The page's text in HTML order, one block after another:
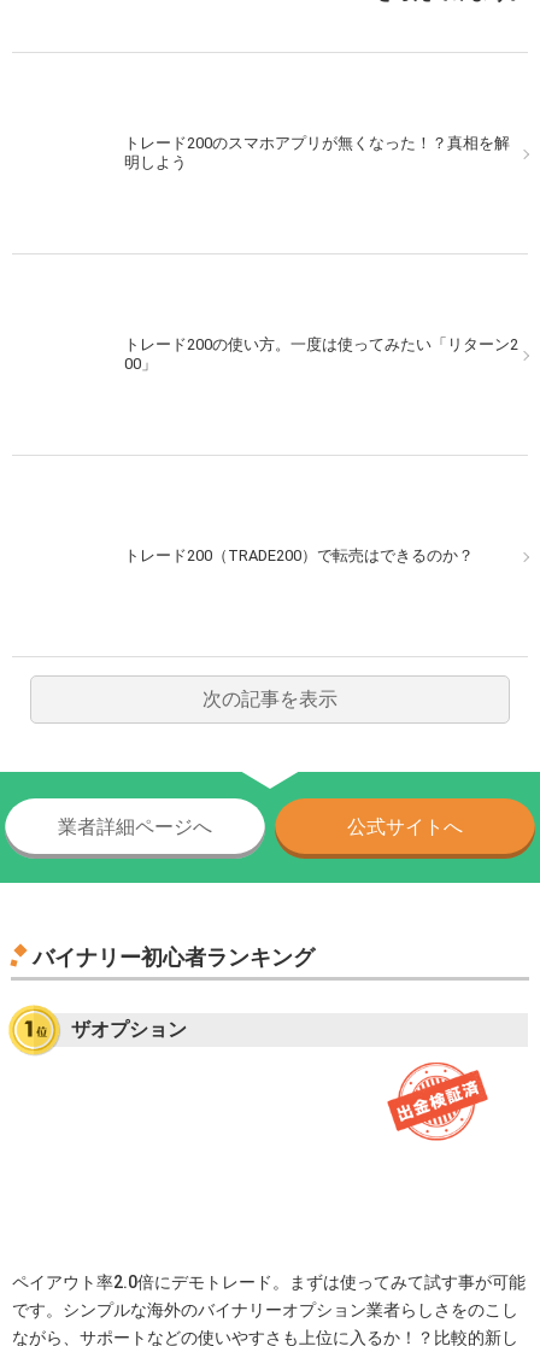
トレード200のスマホアプリが無くなった！？真相を解
明しよう
トレード200の使い方。一度は使ってみたい「リターン2
00」
トレード200（TRADE200）で転売はできるのか？
次の記事を表示
業者詳細ページへ 公式サイトへ
バイナリー初心者ランキング
ザオプション
ペイアウト率2.0倍にデモトレード。まずは使ってみて試す事が可能
です。シンプルな海外のバイナリーオプション業者らしさをのこし
ながら、サポートなどの使いやすさも上位に入るか！？比較的新し